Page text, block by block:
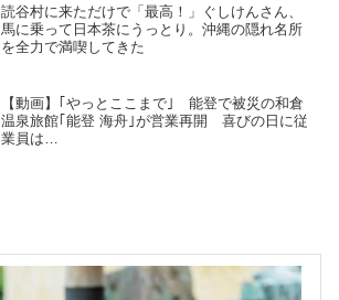
読谷村に来ただけで「最高！」ぐしけんさん、
馬に乗って日本茶にうっとり。沖縄の隠れ名所
を全力で満喫してきた
【動画】｢やっとここまで｣ 能登で被災の和倉
温泉旅館｢能登 海舟｣が営業再開 喜びの日に従
業員は…